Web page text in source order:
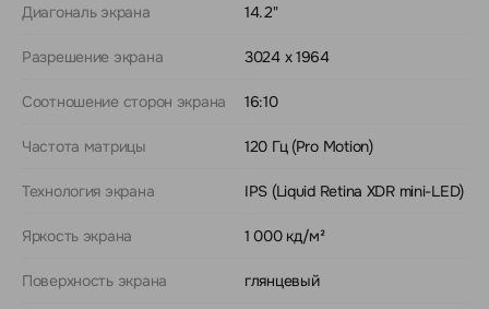
Диагональ экрана 14.2"
Разрешение экрана 3024 x 1964
Соотношение сторон экрана 16:10
Частота матрицы 120 Гц (Pro Motion)
Технология экрана IPS (Liquid Retina XDR mini-LED)
Яркость экрана 1 000 кд/м²
Поверхность экрана глянцевый